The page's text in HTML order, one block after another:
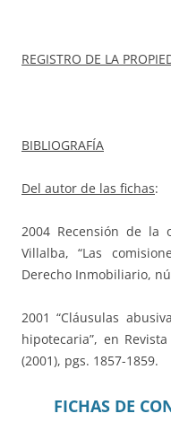
REGISTRO DE LA
BIBLIOGRAFÍA
Del autor de las fichas:
2004 Recensión de la
Villalba, “Las
Derecho Inmobiliario,
2001 “Cláusulas
hipotecaria”, en
(2001), pgs. 1857-1859.
FICHAS DE